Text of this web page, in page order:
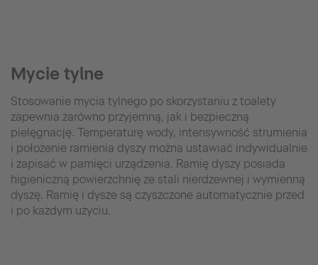
Mycie tylne
Stosowanie mycia tylnego po skorzystaniu z toalety
zapewnia zarówno przyjemną, jak i bezpieczną
pielęgnację. Temperaturę wody, intensywność strumienia
i położenie ramienia dyszy można ustawiać indywidualnie
i zapisać w pamięci urządzenia. Ramię dyszy posiada
higieniczną powierzchnię ze stali nierdzewnej i wymienną
dyszę. Ramię i dysze są czyszczone automatycznie przed
i po każdym użyciu.